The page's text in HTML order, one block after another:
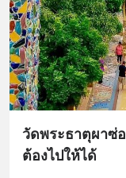
วัดพระธาตุผาซ่
ต้องไปให้ได้